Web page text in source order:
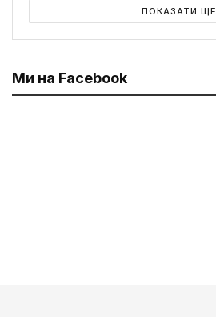
ПОКАЗАТИ ЩЕ
Ми на Facebook